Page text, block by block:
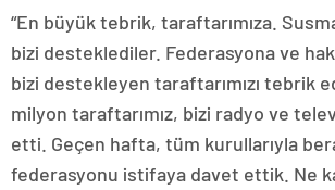
“En büyük tebrik, taraftarımıza.
bizi desteklediler. Federasyona ve
bizi destekleyen taraftarımızı tebrik
milyon taraftarımız, bizi radyo ve
etti. Geçen hafta, tüm kurullarıyla
federasyonu istifaya davet ettik. Ne